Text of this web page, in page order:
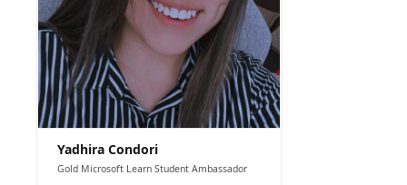
Yadhira Condori
Gold Microsoft Learn Student Ambassador